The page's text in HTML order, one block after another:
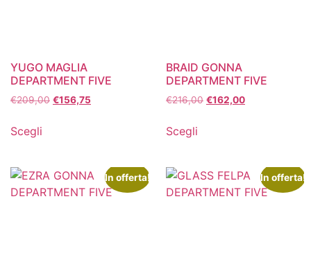
YUGO MAGLIA
DEPARTMENT FIVE
€209,00 €156,75
Scegli
BRAID GONNA
DEPARTMENT FIVE
€216,00 €162,00
Scegli
In offerta! In offerta!